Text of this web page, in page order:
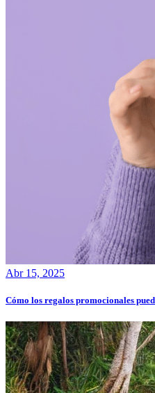
Abr 15, 2025
Cómo los regalos promocionales